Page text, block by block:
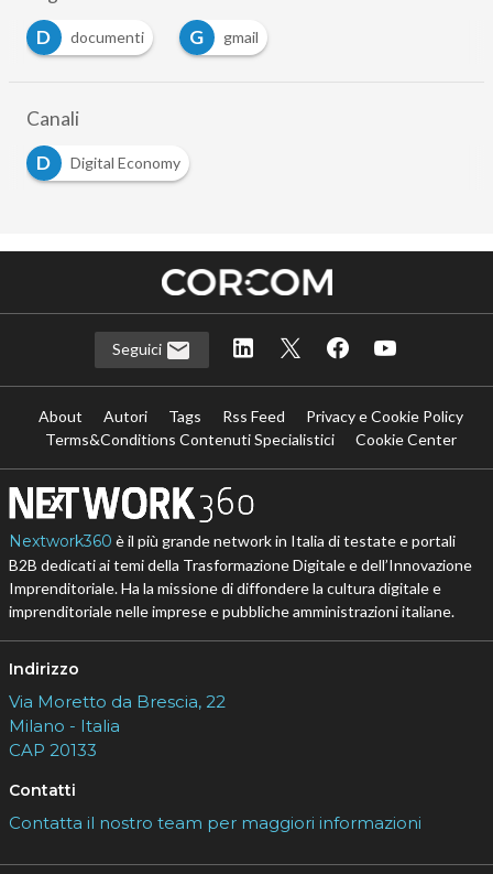
D
documenti G gmail
Canali
D
Digital Economy
Seguici
About Autori Tags Rss Feed
Privacy e Cookie Policy
Terms&Conditions Contenuti Specialistici
Cookie Center
Nextwork360 è il più grande network in Italia di testate e portali
B2B dedicati ai temi della Trasformazione Digitale e dell’Innovazione
Imprenditoriale. Ha la missione di diffondere la cultura digitale e
imprenditoriale nelle imprese e pubbliche amministrazioni italiane.
Indirizzo
Via Moretto da Brescia, 22
Milano - Italia
CAP 20133
Contatti
Contatta il nostro team per maggiori informazioni